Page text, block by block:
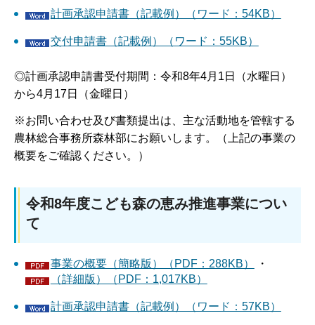
計画承認申請書（記載例）（ワード：54KB）
交付申請書（記載例）（ワード：55KB）
◎計画承認申請書受付期間：令和8年4月1日（水曜日）
から4月17日（金曜日）
※お問い合わせ及び書類提出は、主な活動地を管轄する
農林総合事務所森林部にお願いします。（上記の事業の
概要をご確認ください。）
​令和8年度こども森の恵み推進事業につい
て
事業の概要（簡略版）（PDF：288KB）
・
（詳細版）（PDF：1,017KB）
計画承認申請書（記載例）（ワード：57KB）